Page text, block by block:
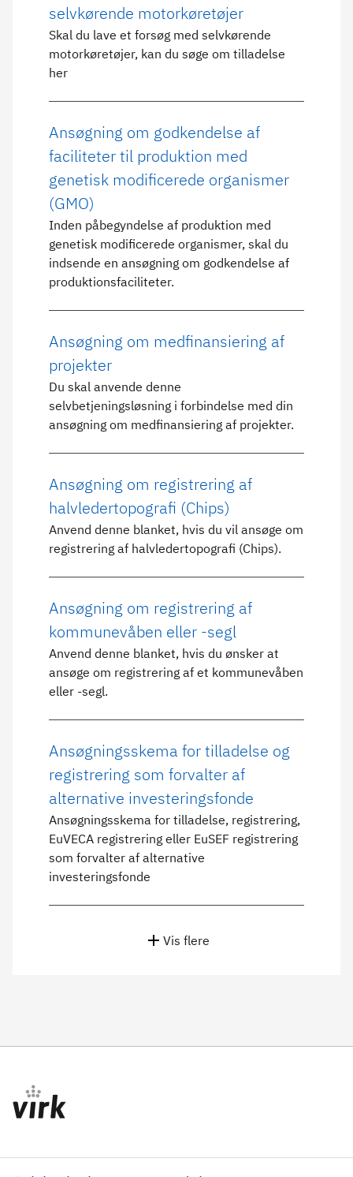
selvkørende motorkøretøjer
Skal du lave et forsøg med selvkørende
motorkøretøjer, kan du søge om tilladelse
her
Ansøgning om godkendelse af
faciliteter til produktion med
genetisk modificerede organismer
(GMO)
Inden påbegyndelse af produktion med
genetisk modificerede organismer, skal du
indsende en ansøgning om godkendelse af
produktionsfaciliteter.
Ansøgning om medfinansiering af
projekter
Du skal anvende denne
selvbetjeningsløsning i forbindelse med din
ansøgning om medfinansiering af projekter.
Ansøgning om registrering af
halvledertopografi (Chips)
Anvend denne blanket, hvis du vil ansøge om
registrering af halvledertopografi (Chips).
Ansøgning om registrering af
kommunevåben eller -segl
Anvend denne blanket, hvis du ønsker at
ansøge om registrering af et kommunevåben
eller -segl.
Ansøgningsskema for tilladelse og
registrering som forvalter af
alternative investeringsfonde
Ansøgningsskema for tilladelse, registrering,
EuVECA registrering eller EuSEF registrering
som forvalter af alternative
investeringsfonde
Vis flere